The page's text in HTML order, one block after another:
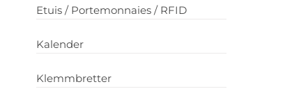
Etuis / Portemonnaies / RFID
Kalender
Klemmbretter